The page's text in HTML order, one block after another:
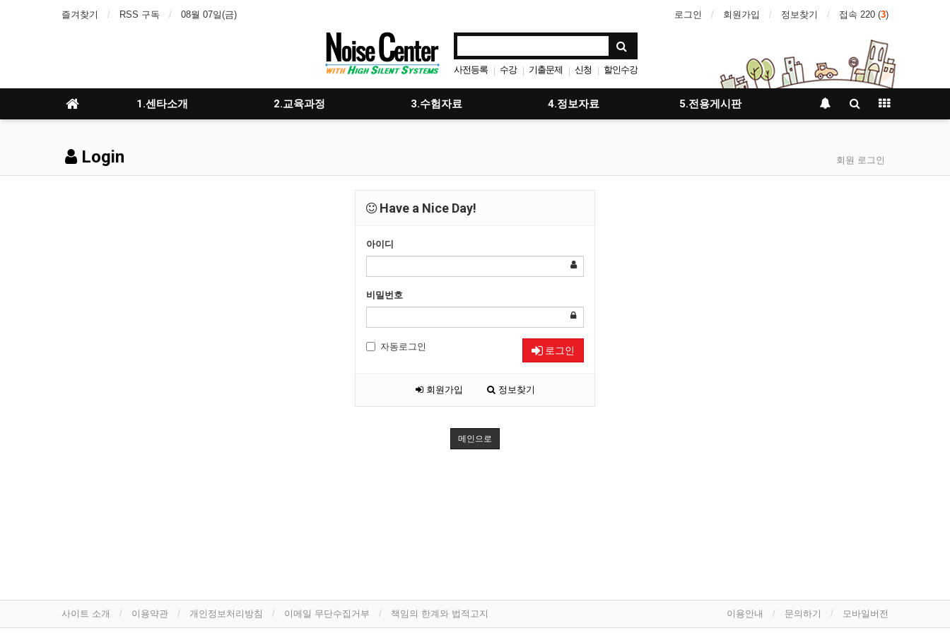
즐겨찾기 RSS 구독 08월 07일(금) 로그인 회원가입 정보찾기 접속 220 (3)
사전등록 | 수강 | 기출문제 | 신청 | 할인수강
| |
1.센타소개 2.교육과정 3.수험자료 4.정보자료 5.전용게시판
Login 회원 로그인
Have a Nice Day!
아이디
비밀번호
자동로그인 로그인
회원가입 정보찾기
메인으로
사이트 소개 이용약관 개인정보처리방침 이메일 무단수집거부 책임의 한계와 법적고지 이용안내 문의하기 모바일버전